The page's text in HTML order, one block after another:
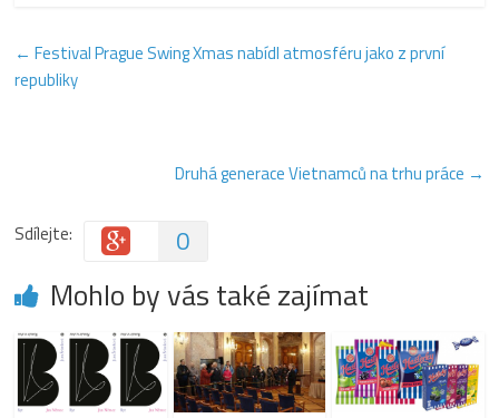
← Festival Prague Swing Xmas nabídl atmosféru jako z první
republiky
Druhá generace Vietnamců na trhu práce →
Sdílejte: 0
Mohlo by vás také zajímat